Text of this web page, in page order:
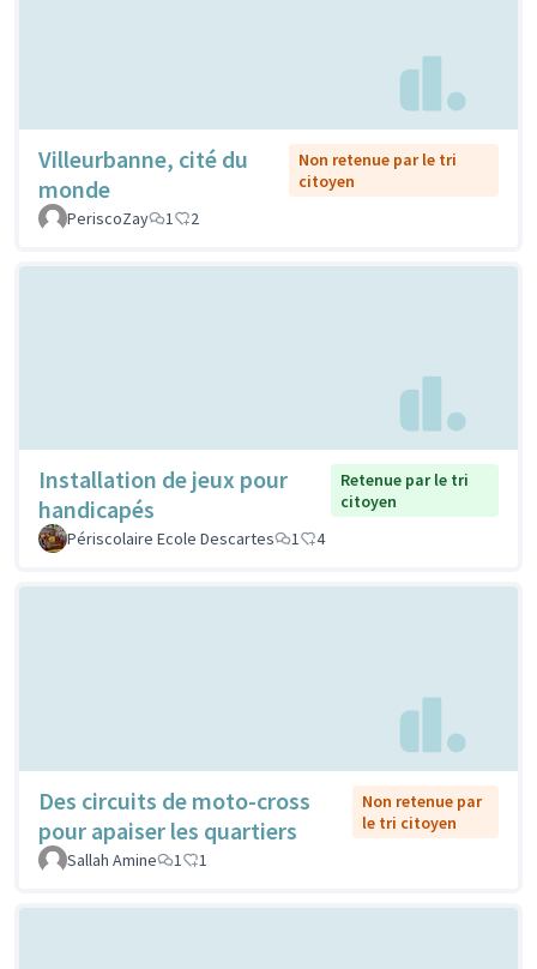
Villeurbanne, cité du
monde
Non retenue par le tri
citoyen
PeriscoZay
1 2
Installation de jeux pour
handicapés
Retenue par le tri
citoyen
Périscolaire Ecole Descartes
1 4
Des circuits de moto-cross
pour apaiser les quartiers
Non retenue par
le tri citoyen
Sallah Amine
1 1